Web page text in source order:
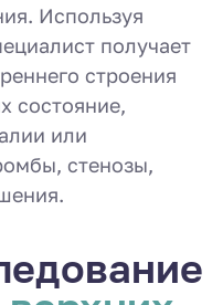
Используя
получает
строения
состояние,
или
стенозы,